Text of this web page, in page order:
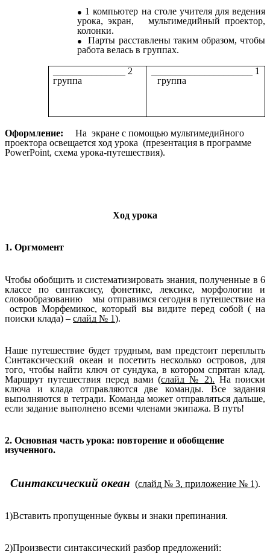
1 компьютер на столе учителя для ведения
урока, экран, мультимедийный проектор,
колонки.
Парты расставлены таким образом, чтобы
работа велась в группах.
_______________ 2
группа
_____________________ 1
группа
Оформление: На экране с помощью мультимедийного
проектора освещается ход урока (презентация в программе
PowerPoint, схема урока-путешествия).
Ход урока
1. Оргмомент
Чтобы обобщить и систематизировать знания, полученные в 6
классе по синтаксису, фонетике, лексике, морфологии и
словообразованию мы отправимся сегодня в путешествие на
остров Морфемикос, который вы видите перед собой ( на
поиски клада) – слайд № 1).
Наше путешествие будет трудным, вам предстоит переплыть
Синтаксический океан и посетить несколько островов, для
того, чтобы найти ключ от сундука, в котором спрятан клад.
Маршрут путешествия перед вами (слайд № 2). На поиски
ключа и клада отправляются две команды. Все задания
выполняются в тетради. Команда может отправляться дальше,
если задание выполнено всеми членами экипажа. В путь!
2. Основная часть урока: повторение и обобщение
изученного.
Синтаксический океан (слайд № 3, приложение № 1).
1)Вставить пропущенные буквы и знаки препинания.
2)Произвести синтаксический разбор предложений: